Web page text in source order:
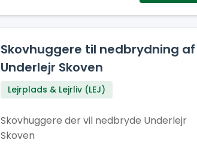
har sans for orden og ansvar Du har
skraldearbejde til en fest!
Skovhuggere til nedbrydning af
Underlejr Skoven
Lejrplads & Lejrliv (LEJ)
Skovhuggere der vil nedbryde Underlejr
Skoven